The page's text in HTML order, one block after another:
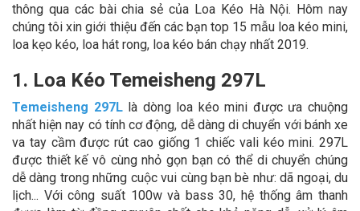
thông qua các bài chia sẻ của Loa Kéo Hà Nội. Hôm nay
chúng tôi xin giới thiệu đến các bạn top 15 mẫu loa kéo mini,
loa kẹo kéo, loa hát rong, loa kéo bán chạy nhất 2019.
1. Loa Kéo Temeisheng 297L
Temeisheng 297Llà dòng loa kéo mini được ưa chuộng
nhất hiện nay có tính cơ động, dễ dàng di chuyển với bánh xe
va tay cầm được rút cao giống 1 chiếc vali kéo mini. 297L
được thiết kế vô cùng nhỏ gọn bạn có thể di chuyển chúng
dễ dàng trong những cuộc vui cùng bạn bè như: dã ngoại, du
lịch... Với công suất 100w và bass 30, hệ thống âm thanh